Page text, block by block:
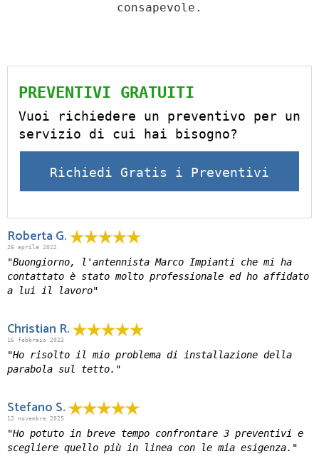
consapevole.
PREVENTIVI GRATUITI
Vuoi richiedere un preventivo per un
servizio di cui hai bisogno?
Richiedi Gratis i Preventivi
Roberta G.
26 aprile 2022
"Buongiorno, l'antennista Marco Impianti che mi ha
contattato è stato molto professionale ed ho affidato
a lui il lavoro"
Christian R.
16 febbraio 2023
"Ho risolto il mio problema di installazione della
parabola sul tetto."
Stefano S.
12 novembre 2025
"Ho potuto in breve tempo confrontare 3 preventivi e
scegliere quello più in linea con le mia esigenza."